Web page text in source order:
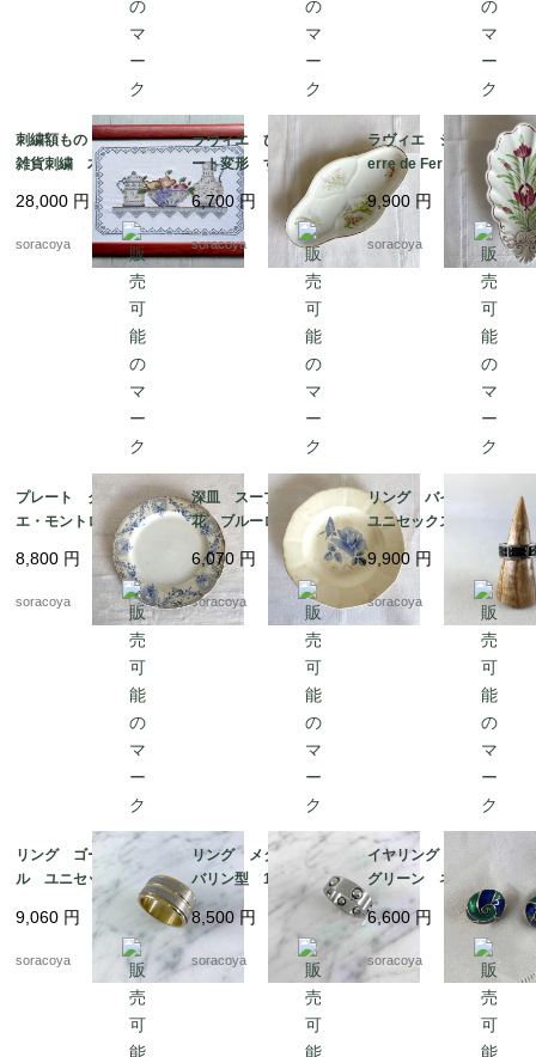
刺繍額もの キッチン
雑貨刺繍 木製フレー
ム ポット ボール
ピッチャー フルー
ツ 12oter19
28,000 円
soracoya
ラヴィエ ひし形プレ
ート変形 すずらん
前菜オードブル プチ
ガトー おやつ 19tw
m34
6,700円
soracoya
ラヴィエ シェル型 T
erre de Fer トゥール
ドフェール ペクソン
ヌ窯 19twm36-2
9,900 円
soracoya
プレート クレイユ・
エ・モントロー 平皿 蔦
レリーフ デザート
19twm84-1
8,800 円
soracoya
深皿 スープ皿 青
花 ブルーローズ ス
テンシル柄 ディゴワ
ン サルグミンヌ 19t
wm70-3
6,070円
soracoya
リング バイカラー
ユニセックス メン
ズ 20号 スカーフリ
ングとしても 12aceh
20-5
9,900 円
soracoya
リング ゴールドメタ
ル ユニセックス メ
ンズ 24号 スカーフ
リングとしても 12ac
9,060 円
soracoya
リング メタル タン
バリン型 18号 ファ
ッションリング スカ
ーフリングにも 12acc
8,500 円
soracoya
イヤリング 丸渦巻
グリーン ネイビー
エナメル加工 19ach8
6,600円
soracoya